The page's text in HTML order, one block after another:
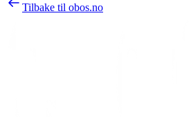
Tilbake til obos.no